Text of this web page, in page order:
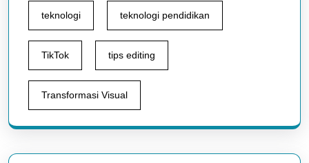
teknologi teknologi pendidikan
TikTok tips editing
Transformasi Visual